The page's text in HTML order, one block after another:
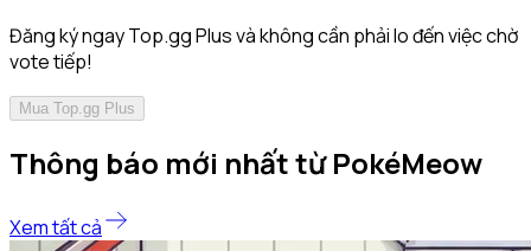
Đăng ký ngay Top.gg Plus và không cần phải lo đến việc chờ
vote tiếp!
Mua Top.gg Plus
Thông báo mới nhất từ PokéMeow
Xem tất cả